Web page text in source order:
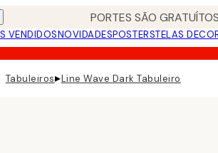
PORTES SÃO
VENDIDOSNOVIDADESPOSTERSTELAS
Tabuleiros▸Line Wave Dark Tabuleiro